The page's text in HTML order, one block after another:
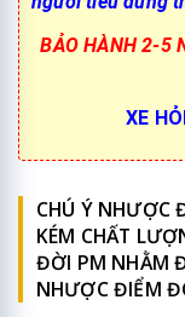
BẢO HÀNH 2-5
XE
CHÚ Ý NHƯỢC
KÉM CHẤT
ĐỜI PM NHẰM
NHƯỢC ĐIỂM